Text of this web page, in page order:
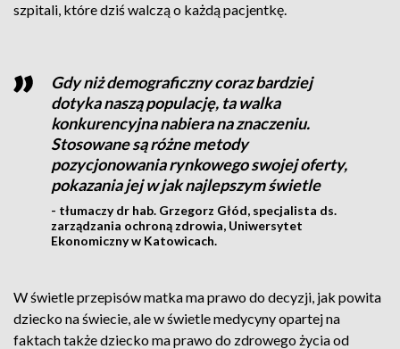
szpitali, które dziś walczą o każdą pacjentkę.
Gdy niż demograficzny coraz bardziej
dotyka naszą populację, ta walka
konkurencyjna nabiera na znaczeniu.
Stosowane są różne metody
pozycjonowania rynkowego swojej oferty,
pokazania jej w jak najlepszym świetle
- tłumaczy dr hab. Grzegorz Głód, specjalista ds.
zarządzania ochroną zdrowia, Uniwersytet
Ekonomiczny w Katowicach.
W świetle przepisów matka ma prawo do decyzji, jak powita
dziecko na świecie, ale w świetle medycyny opartej na
faktach także dziecko ma prawo do zdrowego życia od